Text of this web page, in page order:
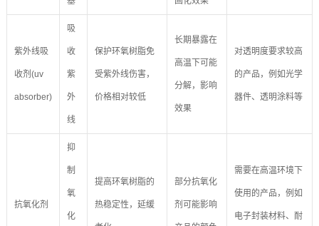
紫外线吸
收剂(uv
absorber)
吸
收
紫
外
线
保护环氧树脂免
受紫外线伤害，
价格相对较低
长期暴露在
高温下可能
分解，影响
效果
对透明度要求较高
的产品，例如光学
器件、透明涂料等
抗氧化剂
抑
制
氧
化
提高环氧树脂的
热稳定性，延缓
部分抗氧化
剂可能影响
需要在高温环境下
使用的产品，例如
电子封装材料、耐